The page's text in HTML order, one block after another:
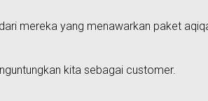
mereka yang menawarkan paket
kita sebagai customer.